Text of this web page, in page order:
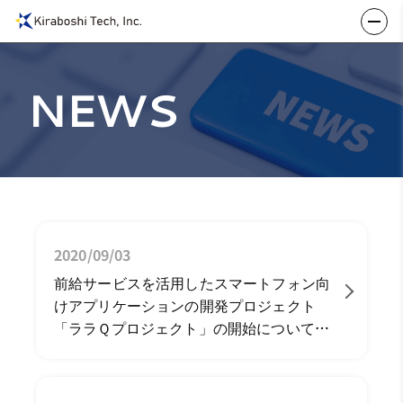
NEWS
2020/09/03
前給サービスを活用したスマートフォン向
けアプリケーションの開発プロジェクト
「ララＱプロジェクト」の開始について